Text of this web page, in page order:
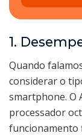
1.
Quando
considerar o
smartphone. O
processador
funcionamento